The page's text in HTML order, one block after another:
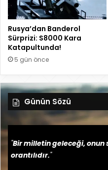
Rusya’dan Banderol
Sürprizi: S8000 Kara
Katapultunda!
5 gün önce
Günün Sözü
"Bir milletin geleceği,
orantılıdır."